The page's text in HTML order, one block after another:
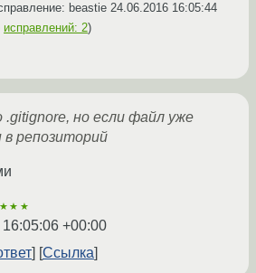
beastie 24.06.2016 16:05:44
исправлений: 2)
.gitignore, но если файл уже
в репозиторий
+00:00
Ссылка